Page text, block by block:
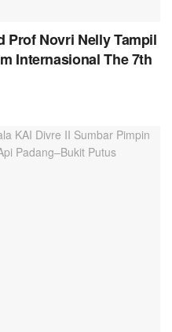
Prof Novri Nelly Tampil
Internasional The 7th